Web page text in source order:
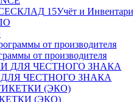
СКЛАД 15Учёт и
от производителя
ЧЕСТНОГО ЗНАКА
(ЭКО)